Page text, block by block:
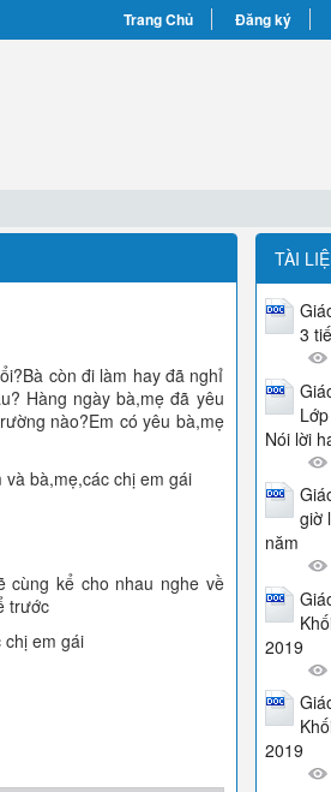
Trang Chủ Đăng ký
còn đi làm hay đã nghỉ
Hàng ngày bà,mẹ đã yêu
nào?Em có yêu bà,mẹ
bà,mẹ,các chị em gái
cùng kể cho nhau nghe về
trước
em gái
TÀI
3
Nói lời
giờ
năm
2019
2019